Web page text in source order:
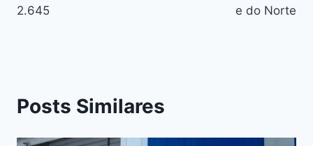
2.645
e do Norte
Posts Similares